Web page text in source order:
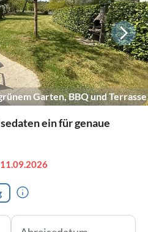
Garten, BBQ und Terrasse
ein für genaue